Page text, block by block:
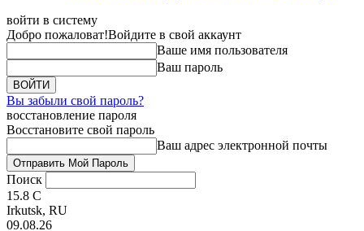
войти в систему
Добро пожаловат!Войдите в свой аккаунт
Ваше имя пользователя
Ваш пароль
Вы забыли свой пароль?
восстановление пароля
Восстановите свой пароль
Ваш адрес электронной почты
Поиск
15.8 C
Irkutsk, RU
09.08.26